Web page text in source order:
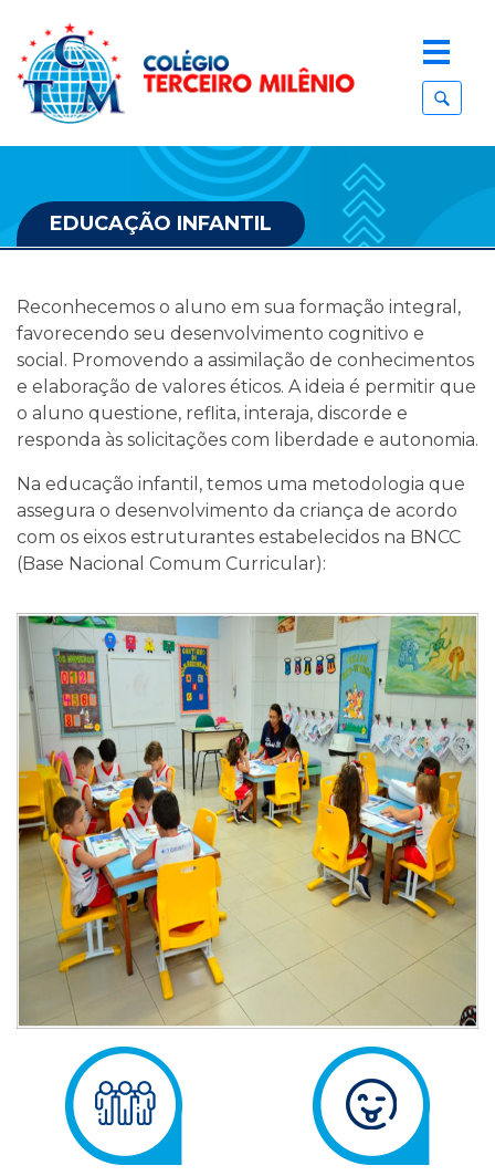
EDUCAÇÃO INFANTIL
Reconhecemos o aluno em sua formação integral,
favorecendo seu desenvolvimento cognitivo e
social. Promovendo a assimilação de conhecimentos
e elaboração de valores éticos. A ideia é permitir que
o aluno questione, reflita, interaja, discorde e
responda às solicitações com liberdade e autonomia.
Na educação infantil, temos uma metodologia que
assegura o desenvolvimento da criança de acordo
com os eixos estruturantes estabelecidos na BNCC
(Base Nacional Comum Curricular):